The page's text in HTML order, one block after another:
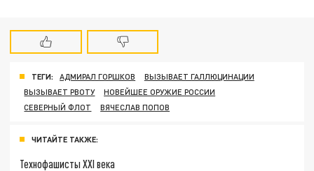
ТЕГИ: АДМИРАЛ ГОРШКОВ
ВЫЗЫВАЕТ ГАЛЛЮЦИНАЦИИ
ВЫЗЫВАЕТ РВОТУ
НОВЕЙШЕЕ ОРУЖИЕ РОССИИ
СЕВЕРНЫЙ ФЛОТ
ВЯЧЕСЛАВ ПОПОВ
ЧИТАЙТЕ ТАКЖЕ:
Технофашисты XXI века